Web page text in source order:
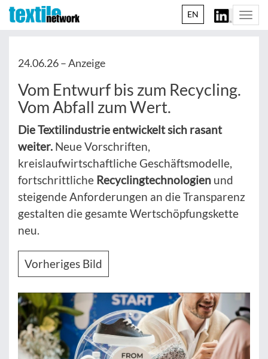
EN
24.06.26 –Anzeige
Vom Entwurf bis zum Recycling.
Vom Abfall zum Wert.
Die Textilindustrie entwickelt sich rasant
weiter. Neue Vorschriften,
kreislaufwirtschaftliche Geschäftsmodelle,
fortschrittliche Recyclingtechnologien und
steigende Anforderungen an die Transparenz
gestalten die gesamte Wertschöpfungskette
neu.
Vorheriges Bild